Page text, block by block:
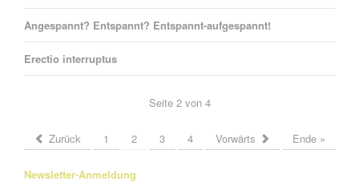
Angespannt? Entspannt? Entspannt-aufgespannt!
Erectio interruptus
Seite 2 von 4
Zurück 1 2 3 4 Vorwärts Ende »
Newsletter-Anmeldung